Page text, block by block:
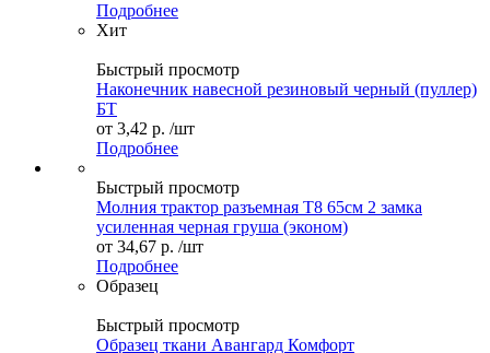
Подробнее
Хит
Быстрый просмотр
Наконечник навесной резиновый черный (пуллер)
БТ
от 3,42 р. /шт
Подробнее
Быстрый просмотр
Молния трактор разъемная Т8 65см 2 замка
усиленная черная груша (эконом)
от 34,67 р. /шт
Подробнее
Образец
Быстрый просмотр
Образец ткани Авангард Комфорт